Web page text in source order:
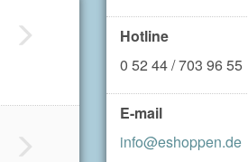
Hotline
0 52 44 / 703 96 55
E-mail
info@eshoppen.de